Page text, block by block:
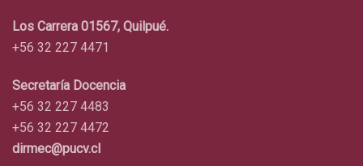
Los Carrera 01567, Quilpué.
+56 32 227 4471
Secretaría Docencia
+56 32 227 4483
+56 32 227 4472
dirmec@pucv.cl